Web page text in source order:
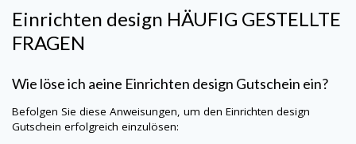
Einrichten design HÄUFIG GESTELLTE
FRAGEN
Wie löse ich aeine Einrichten design Gutschein ein?
Befolgen Sie diese Anweisungen, um den Einrichten design
Gutschein erfolgreich einzulösen: